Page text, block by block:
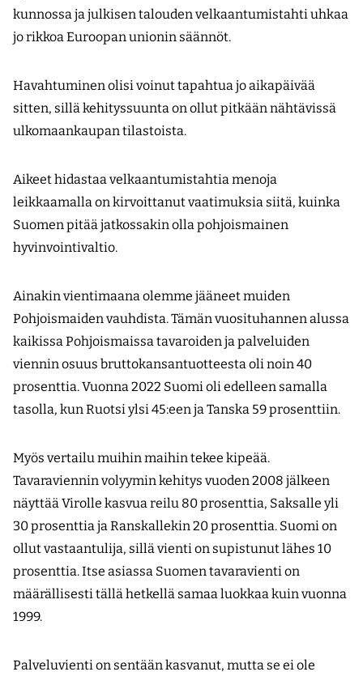
kunnossa ja julkisen talouden velkaantumistahti uhkaa
jo rikkoa Euroopan unionin säännöt.
Havahtuminen olisi voinut tapahtua jo aikapäivää
sitten, sillä kehityssuunta on ollut pitkään nähtävissä
ulkomaankaupan tilastoista.
Aikeet hidastaa velkaantumistahtia menoja
leikkaamalla on kirvoittanut vaatimuksia siitä, kuinka
Suomen pitää jatkossakin olla pohjoismainen
hyvinvointivaltio.
Ainakin vientimaana olemme jääneet muiden
Pohjoismaiden vauhdista. Tämän vuosituhannen alussa
kaikissa Pohjoismaissa tavaroiden ja palveluiden
viennin osuus bruttokansantuotteesta oli noin 40
prosenttia. Vuonna 2022 Suomi oli edelleen samalla
tasolla, kun Ruotsi ylsi 45:een ja Tanska 59 prosenttiin.
Myös vertailu muihin maihin tekee kipeää.
Tavaraviennin volyymin kehitys vuoden 2008 jälkeen
näyttää Virolle kasvua reilu 80 prosenttia, Saksalle yli
30 prosenttia ja Ranskallekin 20 prosenttia. Suomi on
ollut vastaantulija, sillä vienti on supistunut lähes 10
prosenttia. Itse asiassa Suomen tavara­vienti on
määrällisesti tällä hetkellä samaa luokkaa kuin vuonna
1999.
Palveluvienti on sentään kasvanut, mutta se ei ole